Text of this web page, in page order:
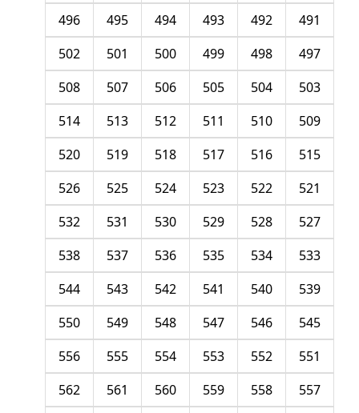
491
492
493
494
495
496
497
498
499
500
501
502
503
504
505
506
507
508
509
510
511
512
513
514
515
516
517
518
519
520
521
522
523
524
525
526
527
528
529
530
531
532
533
534
535
536
537
538
539
540
541
542
543
544
545
546
547
548
549
550
551
552
553
554
555
556
557
558
559
560
561
562